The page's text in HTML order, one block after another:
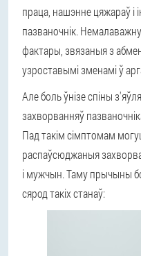
праца, нашэнне цяжараў і
пазваночнік.
фактары, звязаныя з
узроставымі зменамі ў
Але боль ўнізе спіны
захворванняў
Пад такім сімптомам
распаўсюджаныя
і мужчын. Таму прычыны
сярод такіх станаў: